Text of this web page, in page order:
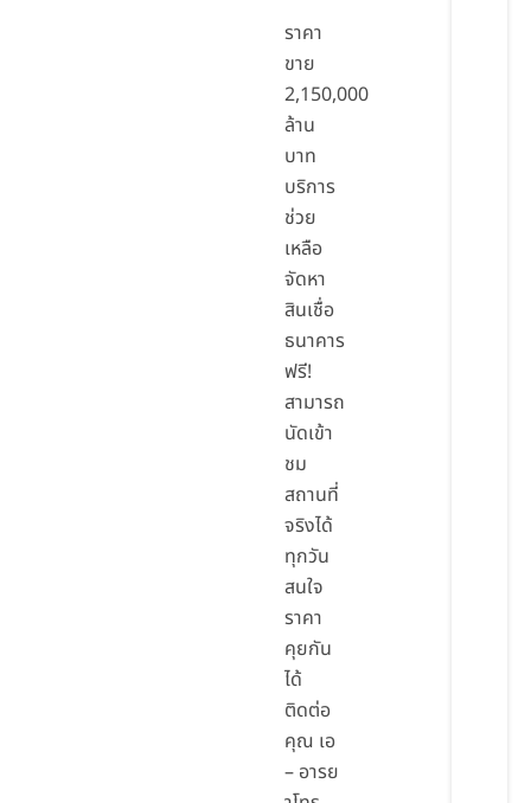
ราคา
ขาย
2,150,000
ล้าน
บาท
บริการ
ช่วย
เหลือ
จัดหา
สินเชื่อ
ธนาคาร
ฟรี!
สามารถ
นัดเข้า
ชม
สถานที่
จริงได้
ทุกวัน
สนใจ
ราคา
คุยกัน
ได้
ติดต่อ
คุณ เอ
– อารย